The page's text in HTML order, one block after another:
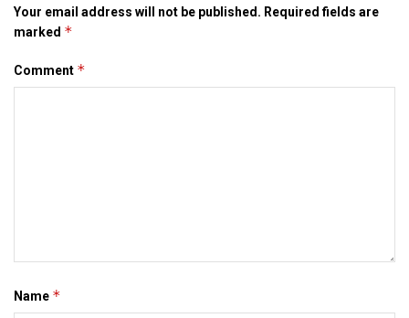
बिहार मिथिला मिथिला समाचार मिथिला समाद मैथिली समाचार
Your email address will not be published. Required fields are
marked *
Comment *
Name *